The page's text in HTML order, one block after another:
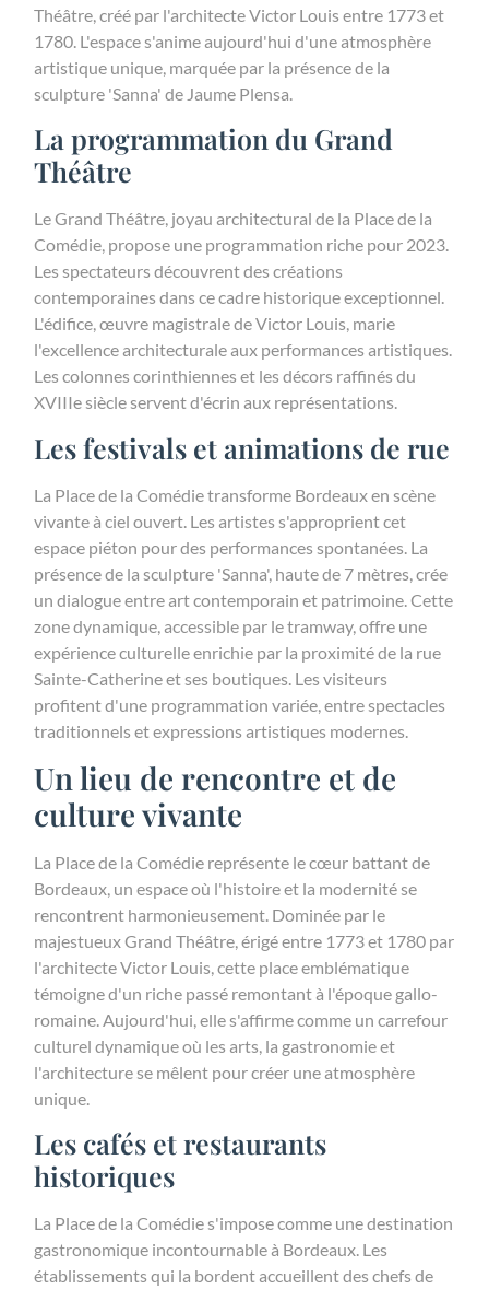
Théâtre, créé par l'architecte Victor Louis entre 1773 et
1780. L'espace s'anime aujourd'hui d'une atmosphère
artistique unique, marquée par la présence de la
sculpture 'Sanna' de Jaume Plensa.
La programmation du Grand
Théâtre
Le Grand Théâtre, joyau architectural de la Place de la
Comédie, propose une programmation riche pour 2023.
Les spectateurs découvrent des créations
contemporaines dans ce cadre historique exceptionnel.
L'édifice, œuvre magistrale de Victor Louis, marie
l'excellence architecturale aux performances artistiques.
Les colonnes corinthiennes et les décors raffinés du
XVIIIe siècle servent d'écrin aux représentations.
Les festivals et animations de rue
La Place de la Comédie transforme Bordeaux en scène
vivante à ciel ouvert. Les artistes s'approprient cet
espace piéton pour des performances spontanées. La
présence de la sculpture 'Sanna', haute de 7 mètres, crée
un dialogue entre art contemporain et patrimoine. Cette
zone dynamique, accessible par le tramway, offre une
expérience culturelle enrichie par la proximité de la rue
Sainte-Catherine et ses boutiques. Les visiteurs
profitent d'une programmation variée, entre spectacles
traditionnels et expressions artistiques modernes.
Un lieu de rencontre et de
culture vivante
La Place de la Comédie représente le cœur battant de
Bordeaux, un espace où l'histoire et la modernité se
rencontrent harmonieusement. Dominée par le
majestueux Grand Théâtre, érigé entre 1773 et 1780 par
l'architecte Victor Louis, cette place emblématique
témoigne d'un riche passé remontant à l'époque gallo-
romaine. Aujourd'hui, elle s'affirme comme un carrefour
culturel dynamique où les arts, la gastronomie et
l'architecture se mêlent pour créer une atmosphère
unique.
Les cafés et restaurants
historiques
La Place de la Comédie s'impose comme une destination
gastronomique incontournable à Bordeaux. Les
établissements qui la bordent accueillent des chefs de